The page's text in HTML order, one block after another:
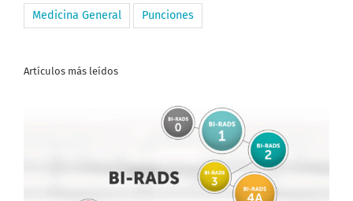
Medicina General Punciones
Artículos más leídos